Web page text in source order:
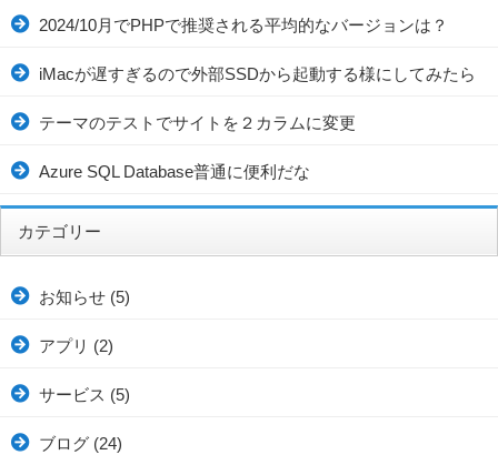
2024/10月でPHPで推奨される平均的なバージョンは？
iMacが遅すぎるので外部SSDから起動する様にしてみたら
テーマのテストでサイトを２カラムに変更
Azure SQL Database普通に便利だな
カテゴリー
お知らせ (5)
アプリ (2)
サービス (5)
ブログ (24)